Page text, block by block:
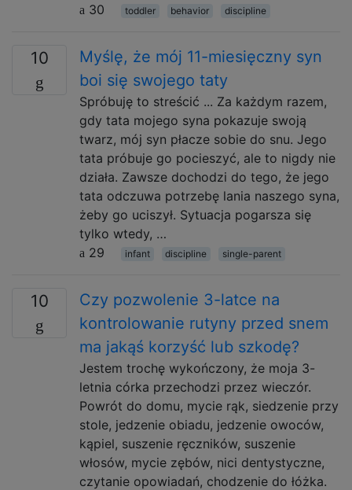
30
toddler behavior discipline
10
Myślę, że mój 11-miesięczny syn
boi się swojego taty
Spróbuję to streścić ... Za każdym razem,
gdy tata mojego syna pokazuje swoją
twarz, mój syn płacze sobie do snu. Jego
tata próbuje go pocieszyć, ale to nigdy nie
działa. Zawsze dochodzi do tego, że jego
tata odczuwa potrzebę lania naszego syna,
żeby go uciszył. Sytuacja pogarsza się
tylko wtedy, …
29
infant discipline single-parent
10
Czy pozwolenie 3-latce na
kontrolowanie rutyny przed snem
ma jakąś korzyść lub szkodę?
Jestem trochę wykończony, że moja 3-
letnia córka przechodzi przez wieczór.
Powrót do domu, mycie rąk, siedzenie przy
stole, jedzenie obiadu, jedzenie owoców,
kąpiel, suszenie ręczników, suszenie
włosów, mycie zębów, nici dentystyczne,
czytanie opowiadań, chodzenie do łóżka.